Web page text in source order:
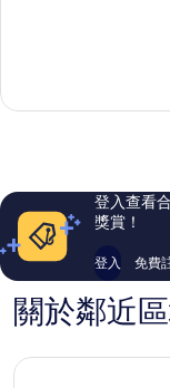
越，
價
篇
價
登入查看
獎賞！
登入 免費
關於鄰近